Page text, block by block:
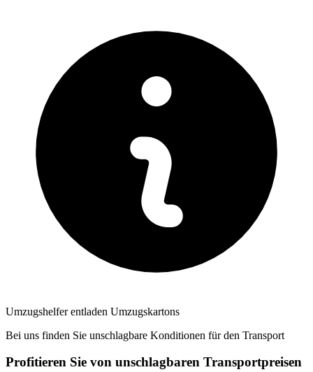
Umzugshelfer entladen Umzugskartons
Bei uns finden Sie unschlagbare Konditionen für den Transport
Profitieren Sie von unschlagbaren Transportpreisen